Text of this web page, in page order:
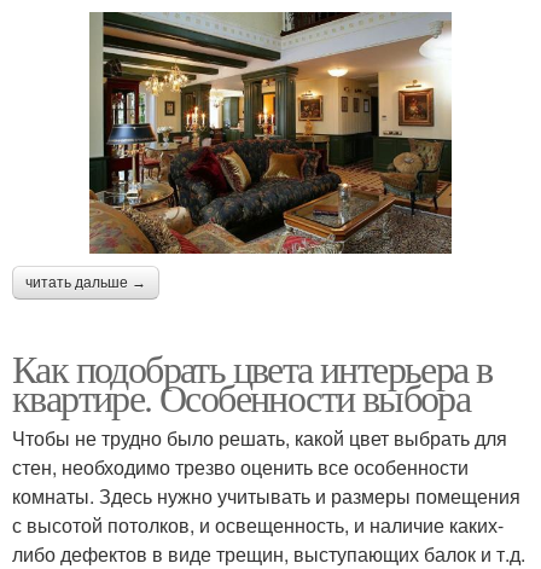
читать дальше →
Как подобрать цвета интерьера в
квартире. Особенности выбора
Чтобы не трудно было решать, какой цвет выбрать для
стен, необходимо трезво оценить все особенности
комнаты. Здесь нужно учитывать и размеры помещения
с высотой потолков, и освещенность, и наличие каких-
либо дефектов в виде трещин, выступающих балок и т.д.